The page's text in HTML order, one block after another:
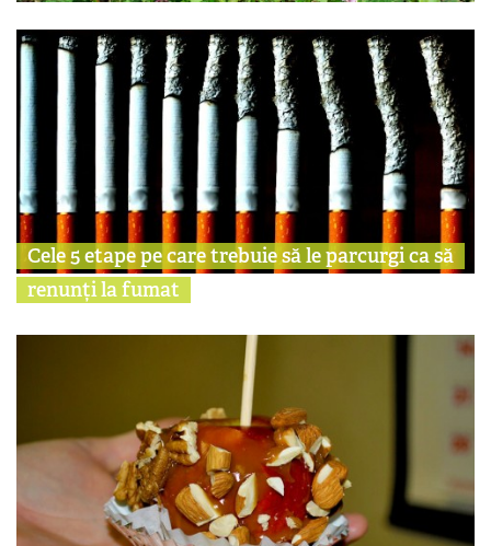
Cele 5 etape pe care trebuie să le parcurgi ca să
renunți la fumat